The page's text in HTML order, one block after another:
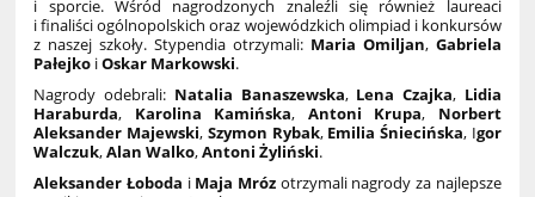
i sporcie. Wśród nagrodzonych znaleźli się również laureaci
i finaliści ogólnopolskich oraz wojewódzkich olimpiad i konkursów
z naszej szkoły. Stypendia otrzymali: Maria Omiljan, Gabriela
Pałejko iOskar Markowski.
Nagrody odebrali: Natalia Banaszewska, Lena Czajka, Lidia
Haraburda, Karolina Kamińska, Antoni Krupa, Norbert
Aleksander Majewski, Szymon Rybak, Emilia Śniecińska, Igor
Walczuk,Alan Walko,Antoni Żyliński.
Aleksander Łoboda i Maja Mróz otrzymali nagrody za najlepsze